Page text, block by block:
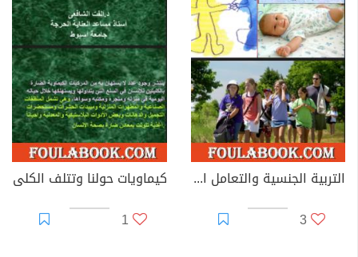
التربية الجنسية والتعامل الإجتماعى للمعاقين ذهنيا
3
كيماويات حولنا وتتلف الكلى
1